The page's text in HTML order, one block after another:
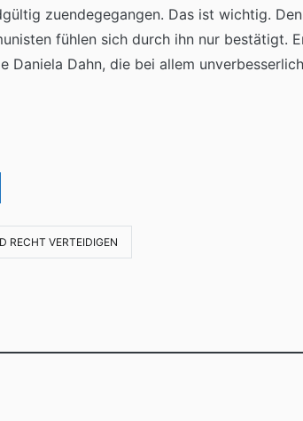
zuendegegangen. Das ist wichtig.
fühlen sich durch ihn nur
Daniela Dahn, die bei allem
RECHT VERTEIDIGEN